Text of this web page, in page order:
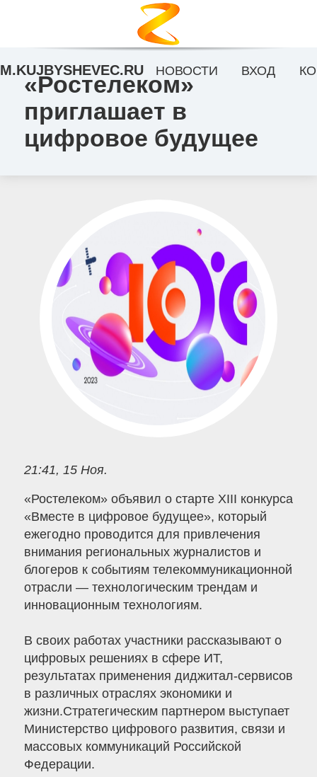
«Ростелеком»
приглашает в
цифровое будущее
21:41, 15 Ноя.
«Ростелеком» объявил о старте XIII конкурса
«Вместе в цифровое будущее», который
ежегодно проводится для привлечения
внимания региональных журналистов и
блогеров к событиям телекоммуникационной
отрасли — технологическим трендам и
инновационным технологиям.
В своих работах участники рассказывают о
цифровых решениях в сфере ИТ,
результатах применения диджитал-сервисов
в различных отраслях экономики и
жизни.Стратегическим партнером выступает
Министерство цифрового развития, связи и
массовых коммуникаций Российской
Федерации.
M.KUJBYSHEVEC.RU НОВОСТИ ВХОД